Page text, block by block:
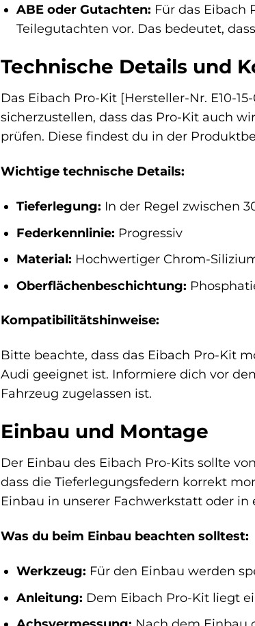
ABE oder Gutachten: Für das Eibach
Teilegutachten vor. Das bedeutet,
Technische Details und
Das Eibach Pro-Kit [Hersteller-Nr. E10-
sicherzustellen, dass das Pro-Kit auch
prüfen. Diese findest du in der
Wichtige technische Details:
Tieferlegung: In der Regel zwischen
Federkennlinie: Progressiv
Material: Hochwertiger Chrom-
Oberflächenbeschichtung:
Kompatibilitätshinweise:
Bitte beachte, dass das Eibach Pro-Kit
Audi geeignet ist. Informiere dich vor
Fahrzeug zugelassen ist.
Einbau und Montage
Der Einbau des Eibach Pro-Kits sollte
dass die Tieferlegungsfedern korrekt
Einbau in unserer Fachwerkstatt oder
Was du beim Einbau beachten solltest:
Werkzeug: Für den Einbau werden
Anleitung: Dem Eibach Pro-Kit liegt